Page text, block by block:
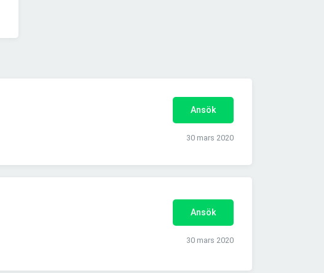
Ansök
30 mars 2020
Ansök
30 mars 2020